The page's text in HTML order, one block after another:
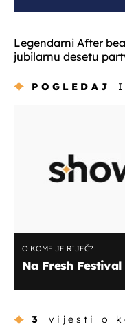
Legendarni After
jubilarnu desetu
POGLEDAJ I
O KOME JE RIJEČ?
Na Fresh
3 vijesti o